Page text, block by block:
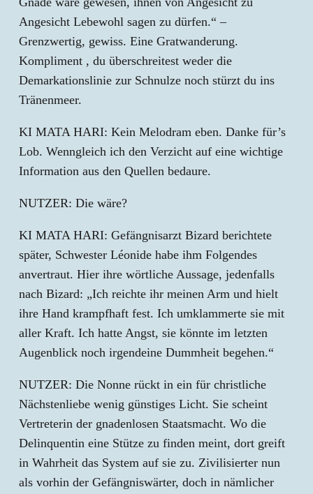
Angesicht Lebewohl sagen zu dürfen.“ –
Grenzwertig, gewiss. Eine Gratwanderung.
Kompliment , du überschreitest weder die
Demarkationslinie zur Schnulze noch stürzt du ins
Tränenmeer.
KI MATA HARI: Kein Melodram eben. Danke für’s
Lob. Wenngleich ich den Verzicht auf eine wichtige
Information aus den Quellen bedaure.
NUTZER: Die wäre?
KI MATA HARI: Gefängnisarzt Bizard berichtete
später, Schwester Léonide habe ihm Folgendes
anvertraut. Hier ihre wörtliche Aussage, jedenfalls
nach Bizard: „Ich reichte ihr meinen Arm und hielt
ihre Hand krampfhaft fest. Ich umklammerte sie mit
aller Kraft. Ich hatte Angst, sie könnte im letzten
Augenblick noch irgendeine Dummheit begehen.“
NUTZER: Die Nonne rückt in ein für christliche
Nächstenliebe wenig günstiges Licht. Sie scheint
Vertreterin der gnadenlosen Staatsmacht. Wo die
Delinquentin eine Stütze zu finden meint, dort greift
in Wahrheit das System auf sie zu. Zivilisierter nun
als vorhin der Gefängniswärter, doch in nämlicher